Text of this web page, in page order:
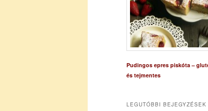
Pudingos epres piskóta –
és tejmentes
LEGUTÓBBI BEJEGYZÉSEK